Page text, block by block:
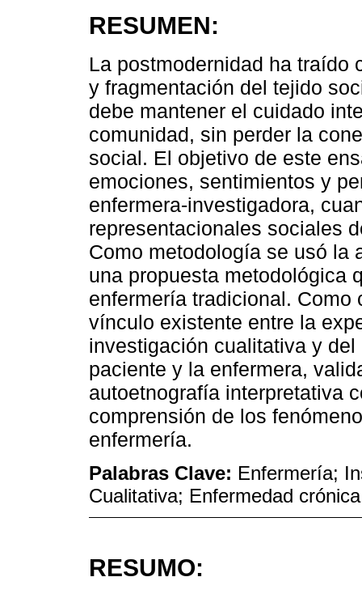
RESUMEN:
La postmodernidad ha traído
y fragmentación del tejido
debe mantener el cuidado
comunidad, sin perder la
social. El objetivo de este
emociones, sentimientos y
enfermera-investigadora,
representacionales sociales
Como metodología se usó la
una propuesta metodológica
enfermería tradicional.
vínculo existente entre la
investigación cualitativa y
paciente y la enfermera,
autoetnografía interpretativa
comprensión de los
enfermería.
Palabras Clave: Enfermería;
Cualitativa; Enfermedad
RESUMO: